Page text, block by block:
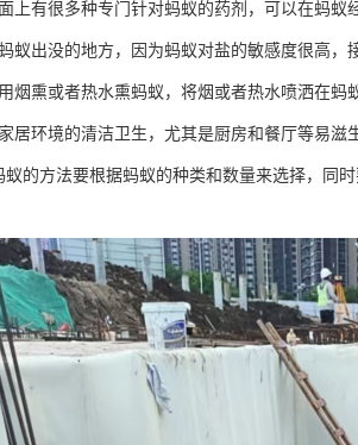
上有很多种专门针对蚂蚁的药剂，可以在蚂蚁
蚁出没的地方，因为蚂蚁对盐的敏感度很高，
烟熏或者热水熏蚂蚁，将烟或者热水喷洒在蚂
居环境的清洁卫生，尤其是厨房和餐厅等易滋
蚁的方法要根据蚂蚁的种类和数量来选择，同